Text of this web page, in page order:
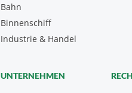
Bahn
Binnenschiff
Industrie & Handel
UNTERNEHMEN